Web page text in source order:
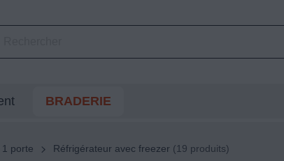
BRADERIE
porte Réfrigérateur avec freezer (19 produits)